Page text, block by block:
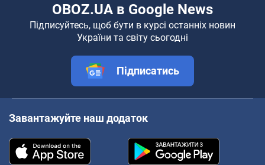
OBOZ.UA в Google News
Підписуйтесь, щоб бути в курсі останніх новин
України та світу сьогодні
Підписатись
Завантажуйте наш додаток